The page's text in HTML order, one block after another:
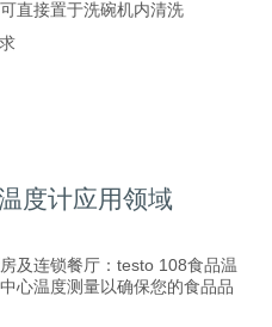
直接置于洗碗机内清洗
度计应用领域
及连锁餐厅：testo 108食品温
心温度测量以确保您的食品品